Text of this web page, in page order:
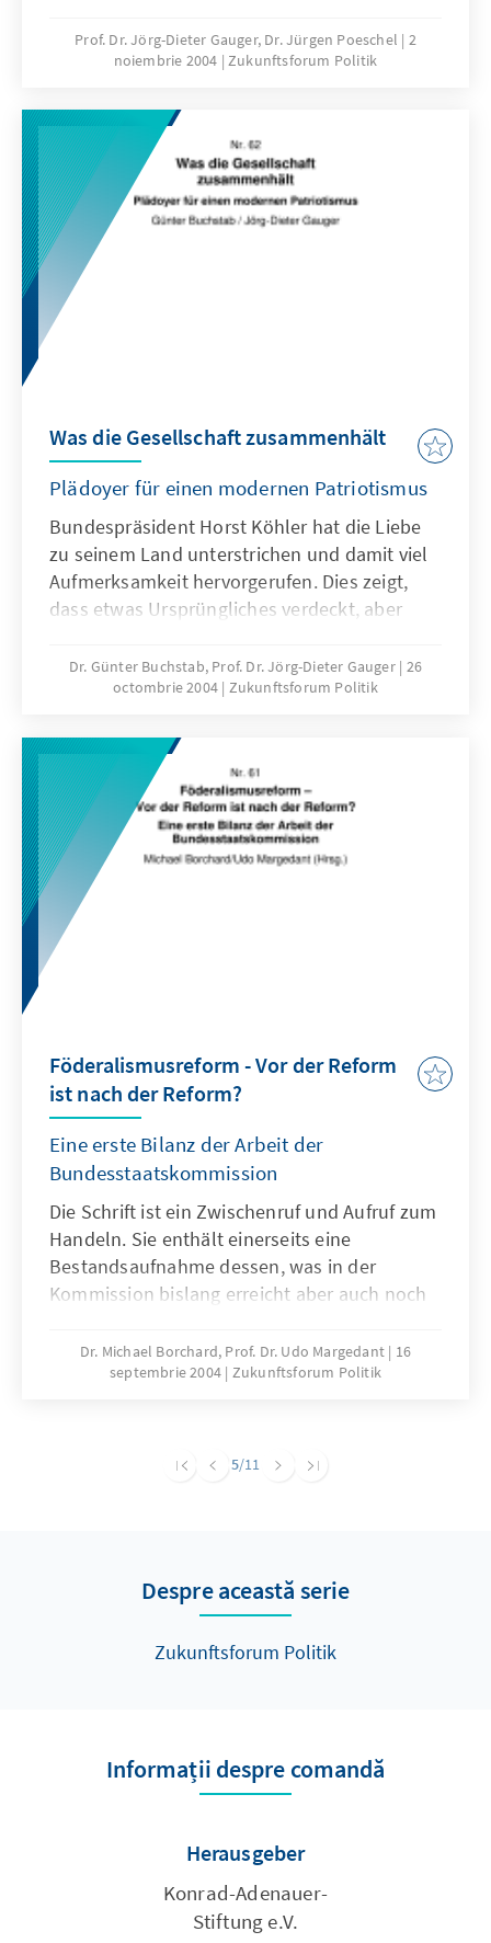
Prof. Dr. Jörg-Dieter Gauger, Dr. Jürgen Poeschel
2
noiembrie 2004 Zukunftsforum Politik
Was die Gesellschaft zusammenhält
Plädoyer für einen modernen Patriotismus
Bundespräsident Horst Köhler hat die Liebe
zu seinem Land unterstrichen und damit viel
Aufmerksamkeit hervorgerufen. Dies zeigt,
dass etwas Ursprüngliches verdeckt, aber
Sympathie und Wohlwollen sind
Empfindungen, die Menschen an ihre Heimat,
Sind dies Gefühle, die unsere Gesellschaft
zusammenhalten können? Wie lässt sich
diese Erkenntnis in Politik umsetzen?
Antworten auf diese Fragen geben die
Autoren der Broschüre „Was die Gesellschaft
zusammenhält“, indem sie für einen
modernen Patriotismus plädieren
Dr. Günter Buchstab, Prof. Dr. Jörg-Dieter Gauger 26
octombrie 2004 Zukunftsforum Politik
Föderalismusreform - Vor der Reform
ist nach der Reform?
Eine erste Bilanz der Arbeit der
Bundesstaatskommission
Die Schrift ist ein Zwischenruf und Aufruf zum
Handeln. Sie enthält einerseits eine
Bestandsaufnahme dessen, was in der
Kommission bislang erreicht aber auch noch
Schrift auch Impulse für den weiteren
Fortgang der Reformdiskussion geben. „Vor
Zusammenhänge der Föderalismusreform
Dr. Michael Borchard, Prof. Dr. Udo Margedant
16
septembrie 2004 Zukunftsforum Politik
5/11
Despre această serie
Zukunftsforum Politik
Informații despre comandă
Herausgeber
Konrad-Adenauer-
Stiftung e.V.